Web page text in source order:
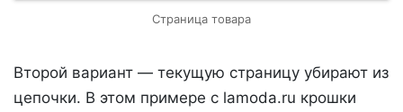
Страница товара
Второй вариант — текущую страницу убирают из
цепочки. В этом примере с lamoda.ru крошки